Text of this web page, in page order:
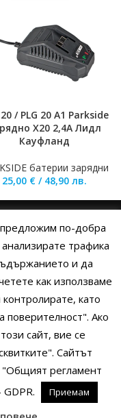
20 / PLG 20 A1 Parkside
X20 2,4A Лидл
Кауфланд
батерии зарядни
25,00 € / 48,90 лв.
И ПРАВИЛА
ЗА ПОВЕРИТЕЛНОСТ
by We Work With
по-добра
трафика
и да
как използваме
като
поверителност". Ако
сайт, вие се
Сайтът
"Общият регламент
Приемам